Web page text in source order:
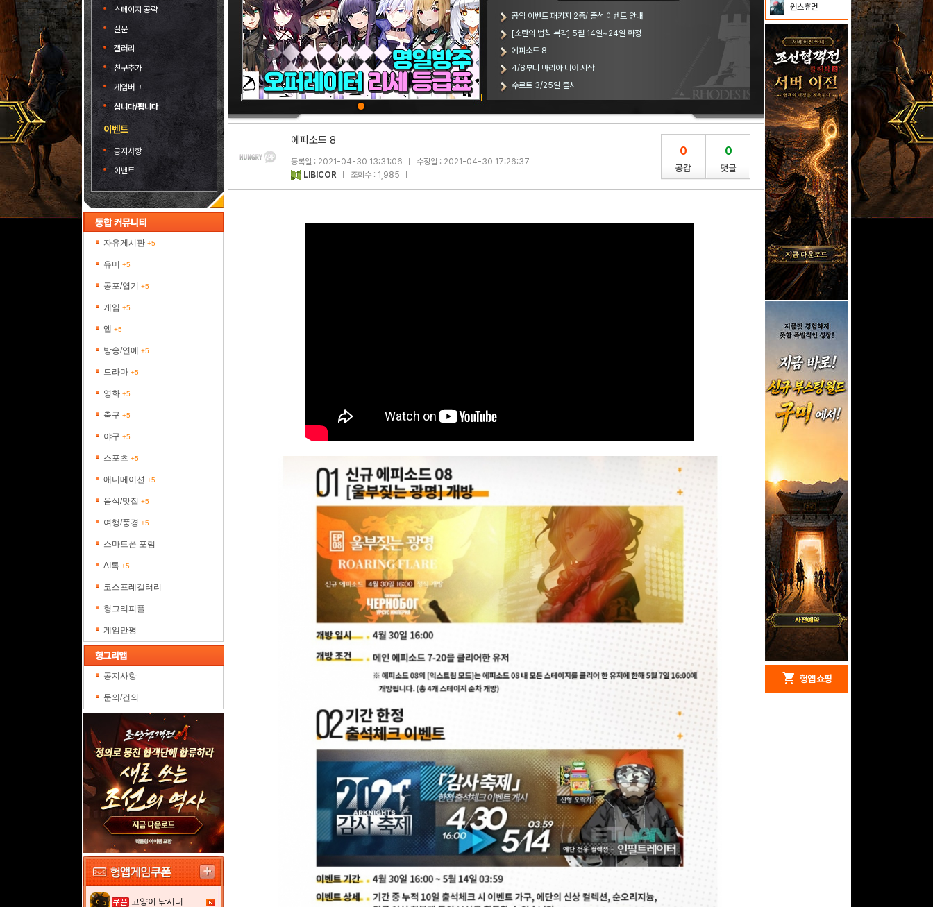
스테이지 공략
질문
갤러리
친구추가
게임버그
삽니다/팝니다
이벤트
공지사항
이벤트
자유게시판 +5
유머 +5
공포/엽기 +5
게임 +5
앱 +5
방송/연예 +5
드라마 +5
영화 +5
축구 +5
야구 +5
스포츠 +5
애니메이션 +5
음식/맛집 +5
여행/풍경 +5
스마트폰 포럼
AI톡 +5
코스프레갤러리
헝그리피플
게임만평
공지사항
문의/건의
고양이 낚시터...
공익 이벤트 패키지 2종/ 출석 이벤트 안내
[소란의 법칙 복각] 5월 14일~24일 확정
에피소드 8
4/8부터 마리아 니어 시작
수르트 3/25일 출시
에피소드 8
0 0
등록일 : 2021-04-30 13:31:06
수정일 : 2021-04-30 17:26:37
LIBICOR
조회수 : 1,985
원스휴먼
redeem 헝앱 경품